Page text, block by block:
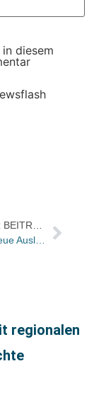
diesem
regionalen